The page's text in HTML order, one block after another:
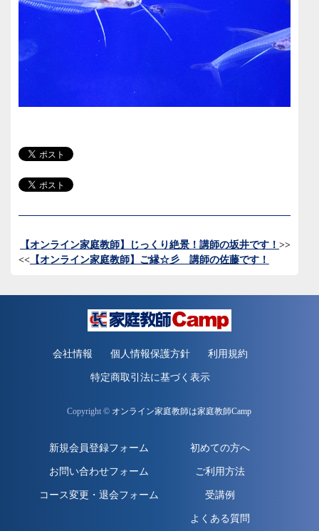
【オンライン家庭教師】じっくり絶景！講師の坂井です！>>
<<【オンライン家庭教師】ご縁☆彡 講師の佐藤です！
会社情報 個人情報保護方針 利用規約
特定商取引法に基づく表示
Copyright © オンライン家庭教師は家庭教師Camp
新規会員登録フォーム
お問い合わせフォーム
コース変更・退会フォーム
初めての方へ
ご利用方法
受講例
よくある質問